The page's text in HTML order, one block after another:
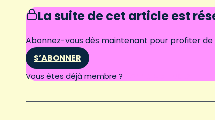
La suite de cet article est
Abonnez-vous dès maintenant pour profiter de
S’ABONNER
Vous êtes déjà membre ?